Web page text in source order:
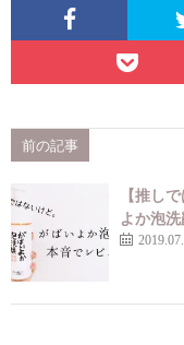
前の記事
【推し
よか泡